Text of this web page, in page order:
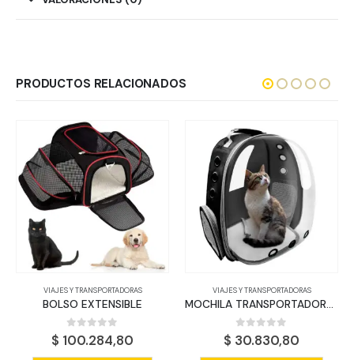
PRODUCTOS RELACIONADOS
VIAJES Y TRANSPORTADORAS
BOLSO EXTENSIBLE
0out of 5
$ 100.284,80
VIAJES Y TRANSPORTADORAS
MOCHILA TRANSPORTADORA GLASS
0 out of 5
$ 30.830,80
Este producto tiene múltiples variantes. Las opciones se